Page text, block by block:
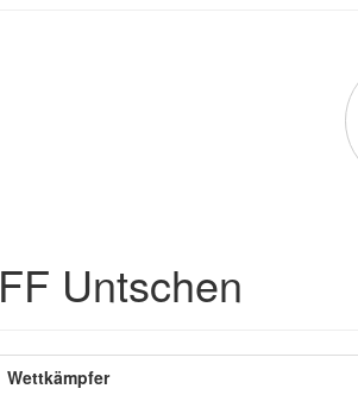
FF Untschen
Wettkämpfer